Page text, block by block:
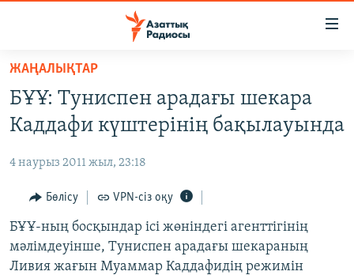
Skip
main
content
to
Navigation
Skip
to
Search
AZATTYQTV
ҚАҢТАР ОҚИҒАСЫ
АДАМ ҚҰҚЫҚТАРЫ
ӘЛЕУМЕТ
ӘЛЕМ
ЖАҢАЛЫҚТАР
БҰҰ: Туниспен арадағы шекара
Каддафи күштерінің бақылауында
4 наурыз 2011 жыл, 23:18
Бөлісу VPN-сіз оқу
БҰҰ-ның босқындар ісі жөніндегі агенттігінің
мәлімдеуінше, Туниспен арадағы шекараның
Ливия жағын Муаммар Каддафидің режимін